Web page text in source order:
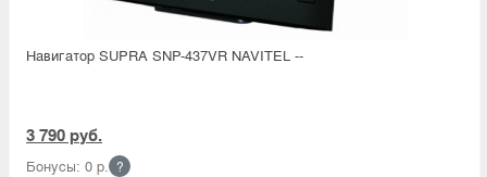
Навигатор SUPRA SNP-437VR NAVITEL --
3 790 руб.
Бонусы: 0 р. ?